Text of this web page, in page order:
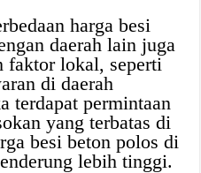
harga besi
daerah lain juga
faktor lokal, seperti
di daerah
terdapat permintaan
yang terbatas di
besi beton polos di
lebih tinggi.